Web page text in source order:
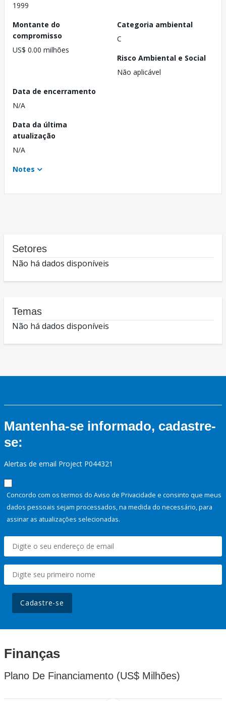
1999
Montante do
compromisso
US$ 0.00 milhões
Categoria ambiental
C
Risco Ambiental e Social
Não aplicável
Data de encerramento
N/A
Data da última
atualização
N/A
Notes
Setores
Não há dados disponíveis
Temas
Não há dados disponíveis
Mantenha-se informado, cadastre-
se:
Alertas de email Project P044321
Concordo com os termos do Aviso de Privacidade e consinto que meus
dados pessoais sejam processados, na medida do necessário, para
assinar as atualizações selecionadas.
Cadastre-se
Finanças
Plano De Financiamento (US$ Milhões)